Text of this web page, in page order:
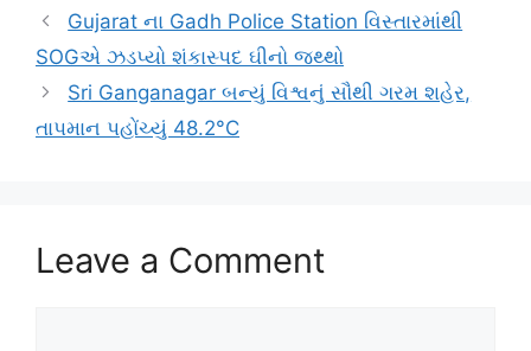
Gujarat ના Gadh Police Station વિસ્તારમાંથી
SOGએ ઝડપ્યો શંકાસ્પદ ઘીનો જથ્થો
Sri Ganganagar બન્યું વિશ્વનું સૌથી ગરમ શહેર,
તાપમાન પહોંચ્યું 48.2°C
Leave a Comment